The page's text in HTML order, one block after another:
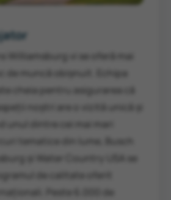
Williamsburg vi se oferă mai
de muncă obișnuit. Echipa
cheia pentru asigurarea că
noștri are o vizită unică și
unul dintre cei mai mari
tematice din lume, Busch
și Water Country USA se
de calitate oferit
Peste 6.000 de